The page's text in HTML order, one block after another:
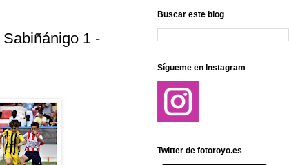
1 -
Buscar este blog
Sígueme en Instagram
Twitter de fotoroyo.es